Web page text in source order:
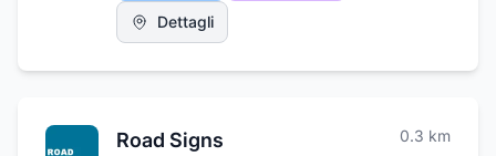
un servizio attento e puntuale riuscendo a
soddisfare privati e aziende con prodotti di
Piccirillo Petroli mette a disposizione un
autotrazione, per macchine agricole, oli
Dettagli
Road Signs 0.3 km